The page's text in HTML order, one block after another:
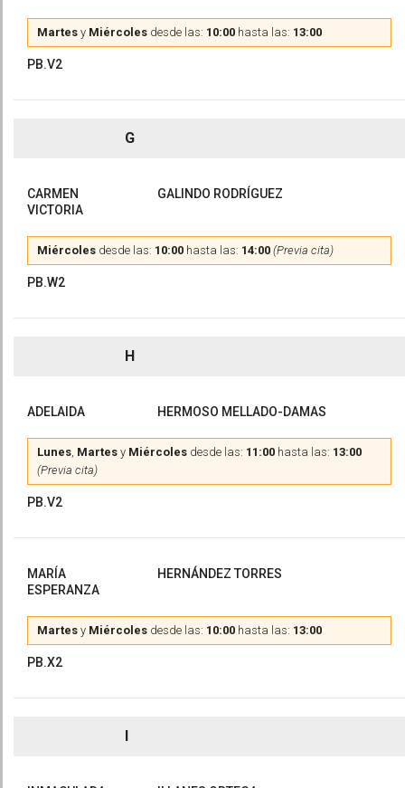
Martes y Miércoles desde las: 10:00 hasta las: 13:00
PB.V2
G
CARMEN
VICTORIA
GALINDO RODRÍGUEZ
Miércoles desde las: 10:00 hasta las: 14:00 (Previa cita)
PB.W2
H
ADELAIDA HERMOSO MELLADO-DAMAS
Lunes, Martes y Miércoles desde las: 11:00 hasta las: 13:00
(Previa cita)
PB.V2
MARÍA
ESPERANZA
HERNÁNDEZ TORRES
Martes y Miércoles desde las: 10:00 hasta las: 13:00
PB.X2
I